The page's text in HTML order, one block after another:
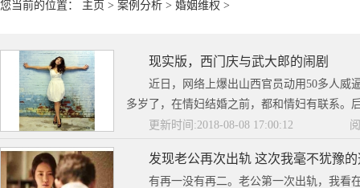
您当前的位置： 主页 > 案例分析 > 婚姻维权 >
现实版，西门庆与武大郎的闹剧
近日，网络上爆出山西官员动用50多人威
多岁了，在情妇结婚之前，都和情妇有联系。
更新时间:2018-08-08 17:00:12
发现老公再次出轨 这次我毫不犹豫
有再一没有再二。老公第一次出轨，我看